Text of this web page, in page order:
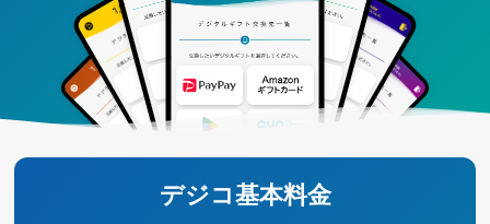
デジコ基本料金